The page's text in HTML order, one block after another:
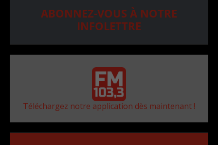
ABONNEZ-VOUS À NOTRE
INFOLETTRE
Téléchargez notre application dès maintenant !